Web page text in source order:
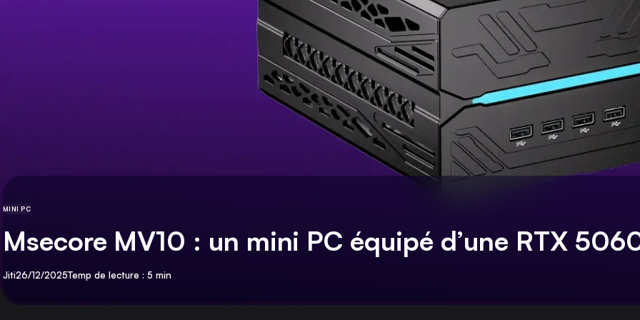
CATÉGORIE
MINI PC
Msecore MV10 : un mini PC équipé d’une RTX
Par
JitiPublié
26/12/2025Temp de lecture : 5 min